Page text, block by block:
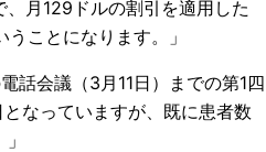
、月129ドルの割引を適用した
ことになります。」
話会議（3月11日）までの第1四
なっていますが、既に患者数